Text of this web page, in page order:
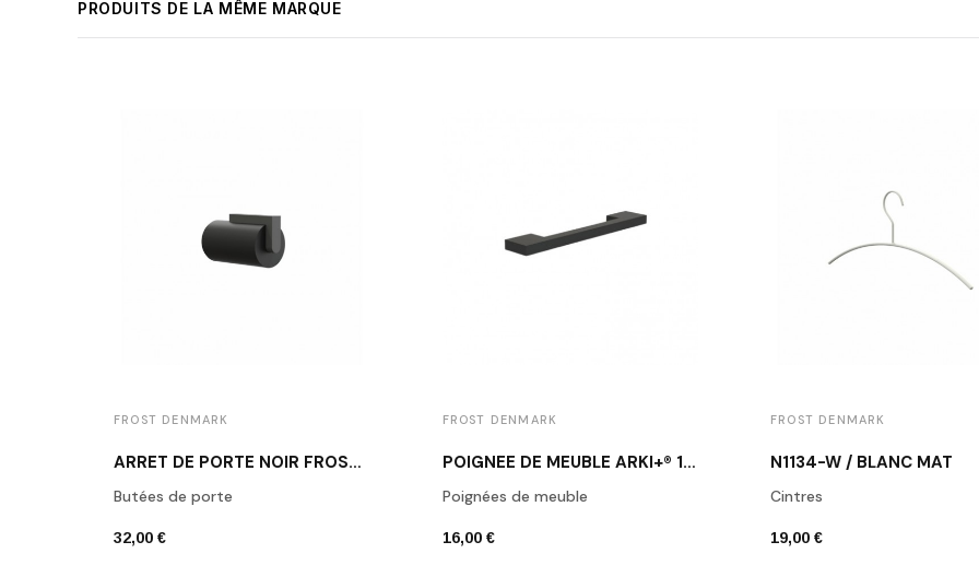
PRODUITS DE LA MÊME MARQUE
FROST DENMARK
ARRÊT DE PORTE NOIR FROST N1931B
Butées de porte
32,00 €
FROST DENMARK
POIGNÉE DE MEUBLE ARKI+® 160 NOIR MAT
Poignées de meuble
16,00 €
FROST DENMARK
N1134-W / BLANC MAT
Cintres
19,00 €